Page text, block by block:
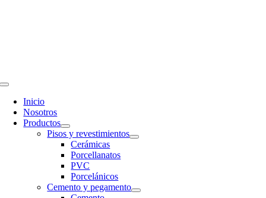
Toggle
Navigation
Inicio
Nosotros
Productos
Pisos y revestimientos
Cerámicas
Porcellanatos
PVC
Porcelánicos
Cemento y pegamento